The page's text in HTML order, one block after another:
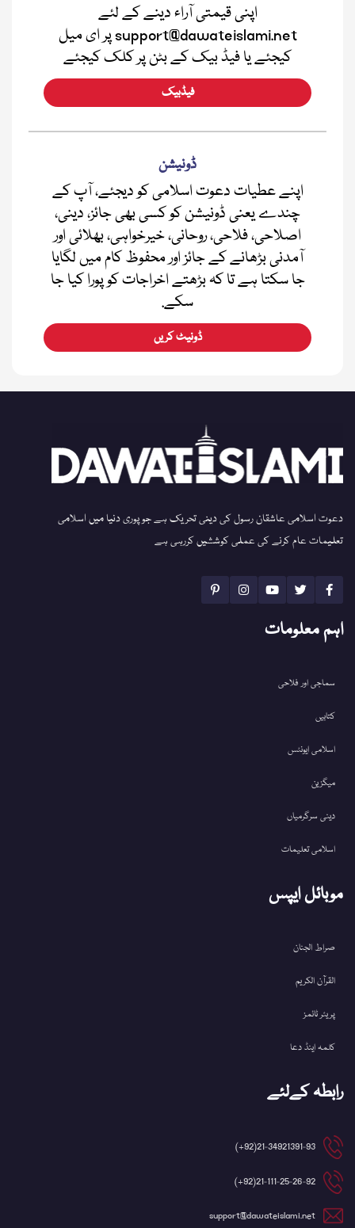
اپنی قیمتی آراء دینے کے لئے
support@dawateislami.net پر ای میل
کیجئے یا فیڈ بیک کے بٹن پر کلک کیجئے
فیڈبیک
ڈونیشن
اپنے عطیات دعوت اسلامی کو دیجئے، آپ کے
چندے یعنی ڈونیشن کو کسی بھی جائز، دینی،
اصلاحی، فلاحی، روحانی، خیرخواہی، بھلائی اور
آمدنی بڑھانے کے جائز اور محفوظ کام میں لگایا
جا سکتا ہے تا کہ بڑھتے اخراجات کو پورا کیا جا
سکے.
ڈونیٹ کریں
دعوت اسلامی عاشقان رسول کی دینی تحریک ہے جو پوری دنیا میں اسلامی
تعلیمات عام کرنے کی عملی کوششیں کررہی ہے
اہم معلومات
سماجی اور فلاحی
کتابیں
اسلامی ایونٹس
میگزین
دینی سرگرمیاں
اسلامی تعلیمات
موبائل ایپس
صراط الجنان
القرآن الکریم
پریئر ٹائمز
کلمہ اینڈ دعا
رابطہ کےلئے
21-34921391-93(92+)
21-111-25-26-92(92+)
support@dawateislami.net